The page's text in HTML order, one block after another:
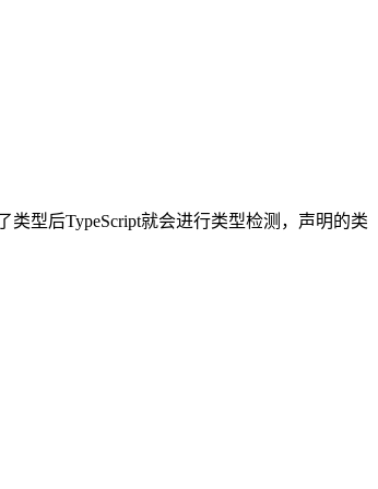
型后TypeScript就会进行类型检测，声明的类